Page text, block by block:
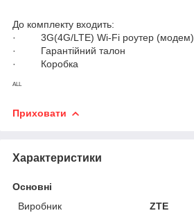
До комплекту входить:
· 3G(4G/LTE) Wi-Fi роутер (модем)
· Гарантійний талон
· Коробка
ALL
Приховати
Характеристики
Основні
Виробник
ZTE